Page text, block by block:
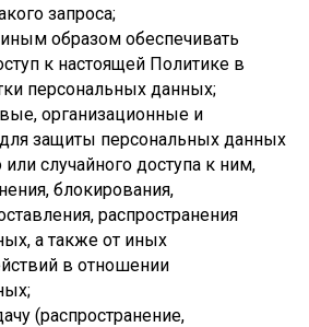
запроса;
образом обеспечивать
к настоящей Политике в
персональных данных;
организационные и
защиты персональных данных
случайного доступа к ним,
блокирования,
распространения
а также от иных
в отношении
(распространение,